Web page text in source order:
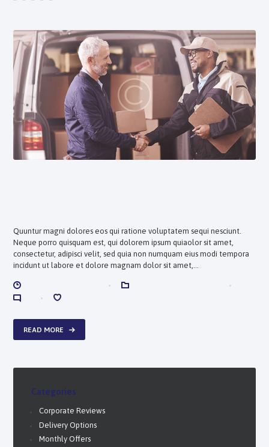
Quuntur magni dolores eos qui ratione voluptatem sequi nesciunt.
Neque porro quisquam est, qui dolorem ipsum quiaolor sit amet,
consectetur, adipisci velit, sed quia non numquam eius modi tempora
incidunt ut labore et dolore magnam dolor sit amet,…
READ MORE
Categories
Corporate Reviews
Delivery Options
Monthly Offers